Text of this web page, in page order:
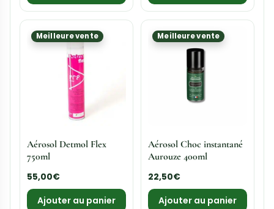
Aérosol Phobi Terre de
Diatomée 500ml
19,50€
Ajouter au panier
Aérosol Hibernatus cryo
Protecta 750ml
21,00€
Ajouter au panier
Meilleure vente